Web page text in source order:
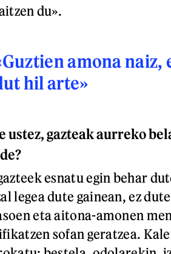
du».
amona
hil arte»
ustez, gazteak aurreko
esnatu egin behar
legea dute gainean, ez
eta aitona-amonen
sofan geratzea.